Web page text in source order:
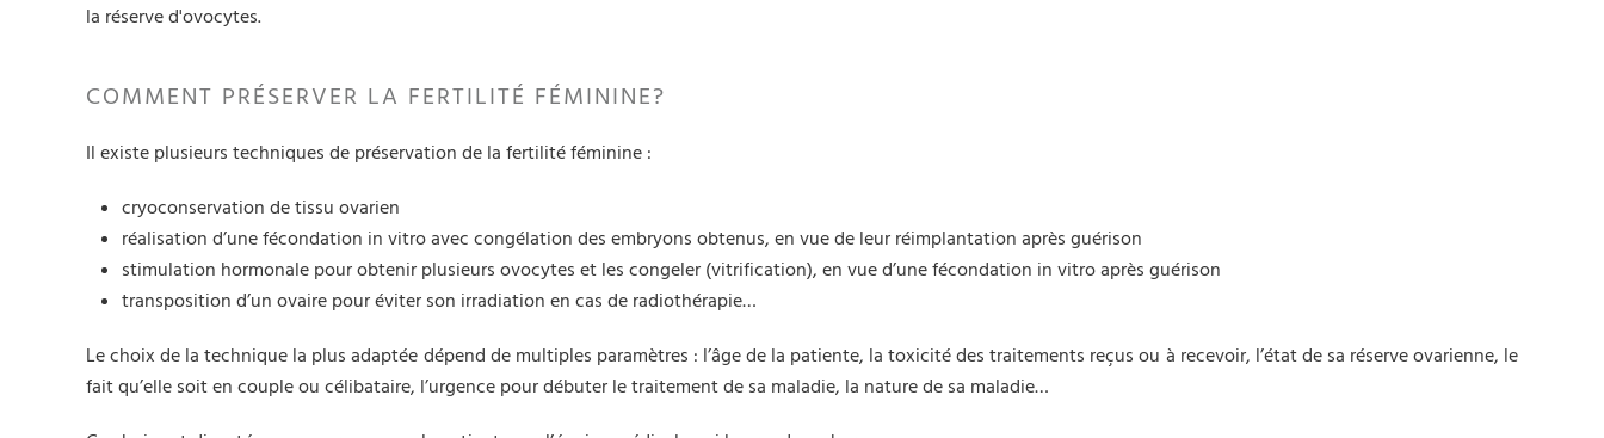
la réserve d'ovocytes.
COMMENT PRÉSERVER LA FERTILITÉ FÉMININE?
Il existe plusieurs techniques de préservation de la fertilité féminine :
cryoconservation de tissu ovarien
réalisation d’une fécondation in vitro avec congélation des embryons obtenus, en vue de leur réimplantation après guérison
stimulation hormonale pour obtenir plusieurs ovocytes et les congeler (vitrification), en vue d’une fécondation in vitro après guérison
transposition d’un ovaire pour éviter son irradiation en cas de radiothérapie…
Le choix de la technique la plus adaptée dépend de multiples paramètres : l’âge de la patiente, la toxicité des traitements reçus ou à recevoir, l’état de sa réserve ovarienne, le
fait qu’elle soit en couple ou célibataire, l’urgence pour débuter le traitement de sa maladie, la nature de sa maladie…